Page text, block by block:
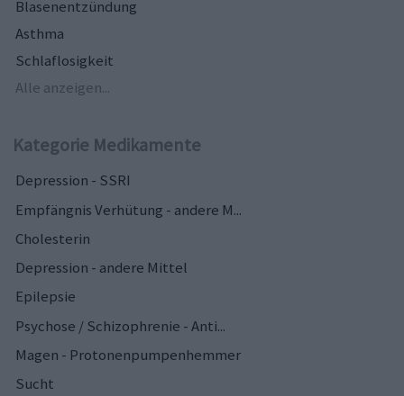
Blasenentzündung
Asthma
Schlaflosigkeit
Alle anzeigen...
Kategorie Medikamente
Depression - SSRI
Empfängnis Verhütung - andere M...
Cholesterin
Depression - andere Mittel
Epilepsie
Psychose / Schizophrenie - Anti...
Magen - Protonenpumpenhemmer
Sucht